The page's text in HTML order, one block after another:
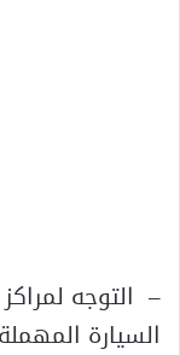
– التوجه
السيارة